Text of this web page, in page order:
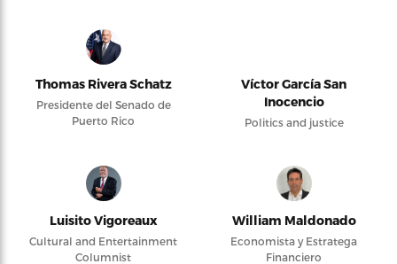
Thomas Rivera Schatz
Presidente del Senado de
Puerto Rico
Víctor García San
Inocencio
Politics and justice
Luisito Vigoreaux
Cultural and Entertainment
Columnist
William Maldonado
Economista y Estratega
Financiero